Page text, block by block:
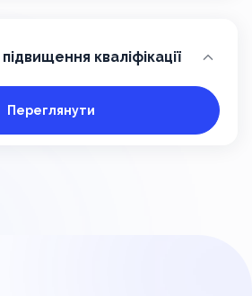
кваліфікації
Переглянути